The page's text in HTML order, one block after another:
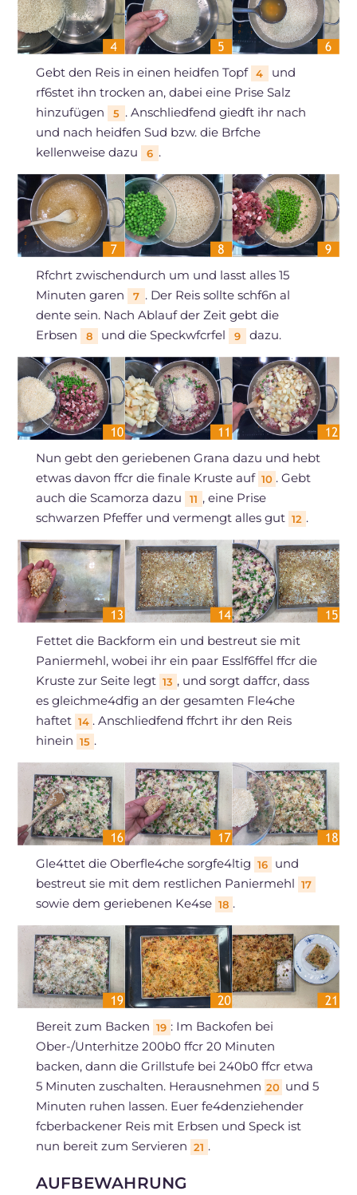
Gebt den Reis in einen heidfen Topf 4
und
rf6stet ihn trocken an, dabei eine Prise Salz
hinzufügen
5 . Anschliedfend giedft ihr nach
und nach heidfen Sud bzw. die Brfche
kellenweise dazu
6 .
Rfchrt zwischendurch um und lasst alles 15
Minuten garen
7 . Der Reis sollte schf6n al
dente sein. Nach Ablauf der Zeit gebt die
Erbsen
8 und die Speckwfcrfel 9 dazu.
Nun gebt den geriebenen Grana dazu und hebt
etwas davon ffcr die finale Kruste auf 10 . Gebt
auch die Scamorza dazu
11 , eine Prise
schwarzen Pfeffer und vermengt alles gut 12 .
Fettet die Backform ein und bestreut sie mit
Paniermehl, wobei ihr ein paar Esslf6ffel ffcr die
Kruste zur Seite legt 13 , und sorgt daffcr, dass
es gleichme4dfig an der gesamten Fle4che
haftet 14 . Anschliedfend ffchrt ihr den Reis
hinein 15 .
Gle4ttet die Oberfle4che sorgfe4ltig 16
und
bestreut sie mit dem restlichen Paniermehl 17
sowie dem geriebenen Ke4se 18 .
Bereit zum Backen 19 : Im Backofen bei
Ober-/Unterhitze 200b0 ffcr 20 Minuten
backen, dann die Grillstufe bei 240b0 ffcr etwa
5 Minuten zuschalten. Herausnehmen 20 und 5
Minuten ruhen lassen. Euer fe4denziehender
fcberbackener Reis mit Erbsen und Speck ist
nun bereit zum Servieren 21 .
AUFBEWAHRUNG